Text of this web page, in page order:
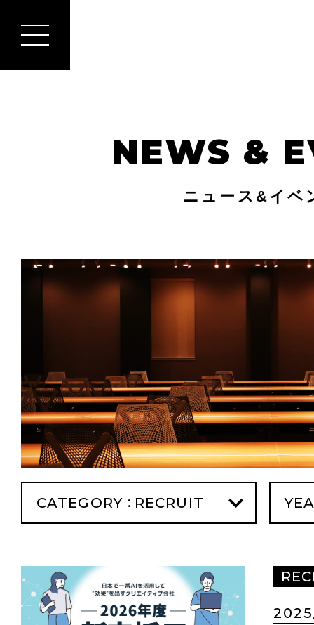
NEWS &
ニュース&イベ
CATEGORY